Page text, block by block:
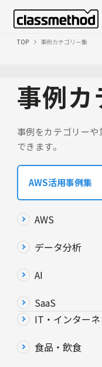
TOP 事例カテゴリー集
事例カ
事例をカテゴリー
できます。
AWS活用事例集
AWS
データ分析
AI
SaaS
IT・インターネ
食品・飲食